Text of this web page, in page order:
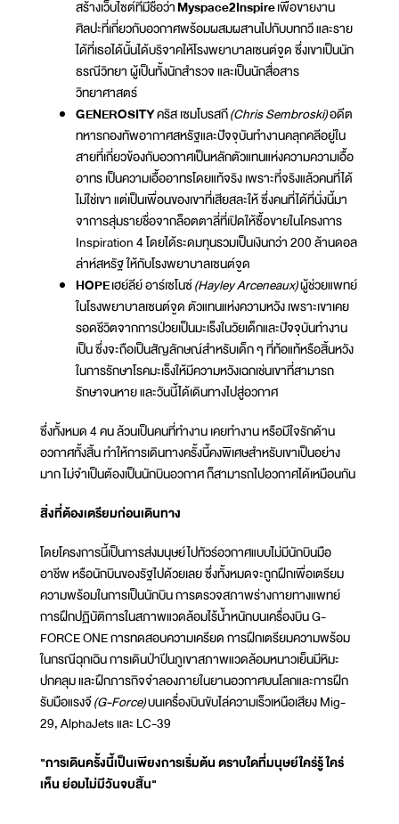
สร้างเว็บไซต์ที่มีชื่อว่าMyspace2Inspireเพื่อขายงาน
ศิลปะที่เกี่ยวกับอวกาศพร้อมผสมผสานไปกับบทกวี และราย
ได้ที่เธอได้นั้นได้บริจาคให้โรงพยาบาลเซนต์จูด ซึ่งเขาเป็นนัก
ธรณีวิทยา ผู้เป็นทั้งนักสำรวจ และเป็นนักสื่อสาร
วิทยาศาสตร์
GENEROSITYคริส เซมโบรสกี(Chris Sembroski)อดีต
ทหารกองทัพอากาศ​สหรัฐและปัจจุบันทำงานคลุกคลีอยู่​ใน
สายที่เกี่ยวข้องกับอวกาศ​เป็นหลักตัวแทนแห่งความความเอื้อ
อาทร เป็นความเอื้ออาทรโดยแท้จริง เพราะที่จริงแล้วคนที่ได้
ไม่ใช่เขา แต่เป็นเพื่อนของเขาที่เสียสละให้ ซึ่งคนที่ได้ที่นั่งนี้มา
จาการสุ่มรายชื่อจากล็อตตาลี่ที่เปิดให้ซื้อขายในโครงการ
Inspiration 4 โดยได้ระดมทุนรวมเป็นเงินกว่า 200 ล้านดอล
ล่าห์สหรัฐ ให้กับโรงพยาบาลเซนต์จูด
HOPEเฮย์ลีย์ อาร์เซโนซ์(Hayley Arceneaux)ผู้ช่วยแพทย์
ในโรงพยาบาลเซนต์จูด ตัวแทนแห่งความหวัง เพราะเขาเคย
รอดชีวิตจากการป่วยเป็นมะเร็งในวัยเด็กและปัจจุบันทำงาน
เป็น ซึ่งจะถือเป็นสัญลักษณ์สำหรับเด็ก ๆ ที่ท้อแท้หรือสิ้นหวัง
ในการรักษาโรคมะเร็งให้มีความหวังเฉกเช่นเขาที่สามารถ
รักษาจนหาย และวันนี้ได้เดินทางไปสู่อวกาศ
ซึ่งทั้งหมด 4 คน ล้วนเป็นคนที่ทำงาน เคยทำงาน หรือมีใจรักด้าน
อวกาศทั้งสิ้น ทำให้การเดินทางครั้งนี้คงพิเศษสำหรับเขาเป็นอย่าง
มาก ไม่จำเป็นต้องเป็นนักบินอวกาศ ก็สามารถไปอวกาศได้เหมือนกัน
สิ่งที่ต้องเตรียมก่อนเดินทาง
โดยโครงการนี้เป็นการส่งมนุษย์ไปทัวร์อวกาศแบบไม่มีนักบินมือ
อาชีพ หรือนักบินของรัฐไปด้วยเลย ซึ่งทั้งหมดจะถูกฝึกเพื่อเตรียม
ความพร้อมในการเป็นนักบิน การตรวจสภาพร่างกายทางแพทย์
การฝึกปฏิบัติการในสภาพแวดล้อมไร้น้ำหนักบนเครื่องบิน G-
FORCE ONE การทดสอบความเครียด การฝึกเตรียมความพร้อม
ในกรณีฉุกเฉิน การเดินป่าปีนภูเขาสภาพแวดล้อมหนาวเย็นมีหิมะ
ปกคลุม และฝึกภารกิจจำลองภายในยานอวกาศบนโลกและการฝึก
รับมือแรงจี(G-Force)บนเครื่องบินขับไล่ความเร็วเหนือเสียง Mig-
29, AlphaJets และ LC-39
"การเดินครั้งนี้เป็นเพียงการเริ่มต้น ตราบใดที่มนุษย์ใคร่รู้ ใคร่
เห็น ย่อมไม่มีวันจบสิ้น"